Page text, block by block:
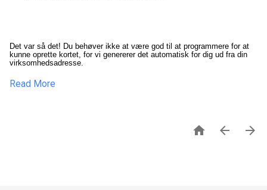
Det var så det! Du behøver ikke at være god til at programmere for at
kunne oprette kortet, for vi genererer det automatisk for dig ud fra din
virksomhedsadresse.
Read More
  